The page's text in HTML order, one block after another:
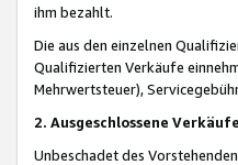
ihm bezahlt.
Die aus den einzelnen
Qualifizierten Verkäufe
Mehrwertsteuer),
2. Ausgeschlossene Verkäufe
Unbeschadet des